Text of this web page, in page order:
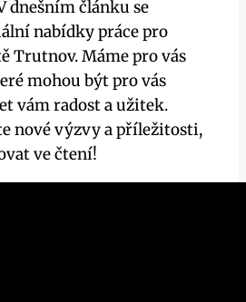
dnešním článku se
nabídky práce pro
Trutnov. Máme pro vás
mohou být pro vás
vám radost a užitek.
nové výzvy a příležitosti,
ve čtení!